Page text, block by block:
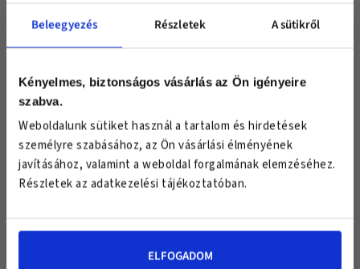
Beleegyezés Részletek A sütikről
Kényelmes, biztonságos vásárlás az Ön igényeire
szabva.
Weboldalunk sütiket használ a tartalom és hirdetések
személyre szabásához, az Ön vásárlási élményének
javításához, valamint a weboldal forgalmának elemzéséhez.
Részletek az adatkezelési tájékoztatóban.
ELFOGADOM
Iratkozz fel hírlevelünkre hasznos
információkért és 10%
kedvezményért!
Van számodra egy különleges meglepetésünk!
és válassz egy ajándékot!
Email
EZT VÁLASZTOM